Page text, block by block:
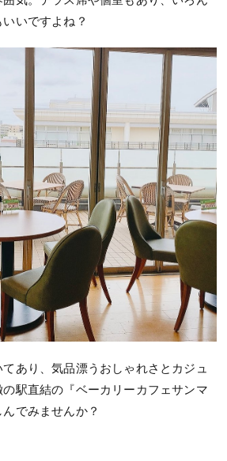
いですよね？
あり、気品漂うおしゃれさとカジュ
駅直結の『ベーカリーカフェサンマ
でみませんか？